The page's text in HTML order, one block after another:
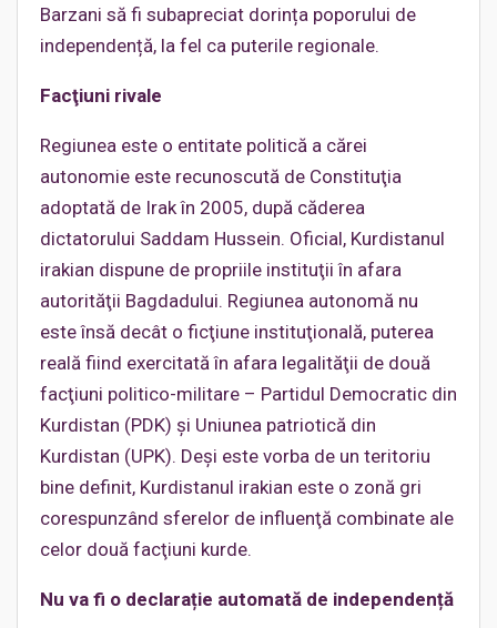
Barzani să fi subapreciat dorința poporului de
independență, la fel ca puterile regionale.
Facţiuni rivale
Regiunea este o entitate politică a cărei
autonomie este recunoscută de Constituţia
adoptată de Irak în 2005, după căderea
dictatorului Saddam Hussein. Oficial, Kurdistanul
irakian dispune de propriile instituţii în afara
autorităţii Bagdadului. Regiunea autonomă nu
este însă decât o ficţiune instituţională, puterea
reală fiind exercitată în afara legalităţii de două
facţiuni politico-militare – Partidul Democratic din
Kurdistan (PDK) şi Uniunea patriotică din
Kurdistan (UPK). Deşi este vorba de un teritoriu
bine definit, Kurdistanul irakian este o zonă gri
corespunzând sferelor de influenţă combinate ale
celor două facţiuni kurde.
Nu va fi o declarație automată de independență